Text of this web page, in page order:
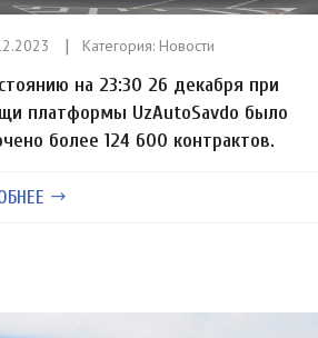
Категория: Новости
на 23:30 26 декабря при
платформы UzAutoSavdo было
более 124 600 контрактов.